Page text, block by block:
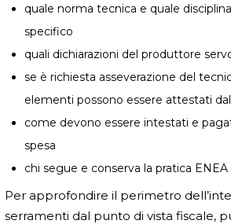
quale norma tecnica e quale
specifico
quali dichiarazioni del produttore
se è richiesta asseverazione del
elementi possono essere attestati
come devono essere intestati e
spesa
chi segue e conserva la pratica ENEA
Per approfondire il perimetro
serramenti dal punto di vista fiscale,